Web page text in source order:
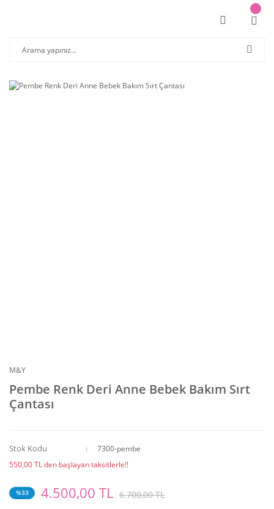
M&Y
Pembe Renk Deri Anne Bebek Bakım Sırt
Çantası
Stok Kodu
7300-pembe
550,00 TL den başlayan taksitlerle!!
%33 4.500,00 TL 6.700,00 TL